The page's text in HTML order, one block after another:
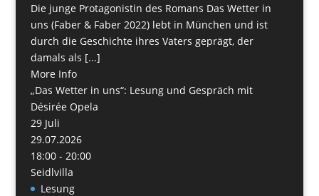
Die junge Protagonistin des Romans Das Wetter in
uns (Faber & Faber 2022) lebt in München und ist
durch die Geschichte ihres Vaters geprägt, der
damals als [...]
More Info
„Das Wetter in uns“: Lesung und Gespräch mit
Désirée Opela
29 Juli
29.07.2026
18:00 - 20:00
Seidlvilla
Lesung